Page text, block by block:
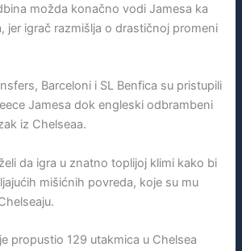
možda konačno vodi Jamesa ka
jer igrač razmišlja o drastičnoj promeni
Barceloni i SL Benfica su pristupili
Jamesa dok engleski odbrambeni
iz Chelseaa.
da igra u znatno toplijoj klimi kako bi
mišićnih povreda, koje su mu
propustio 129 utakmica u Chelsea